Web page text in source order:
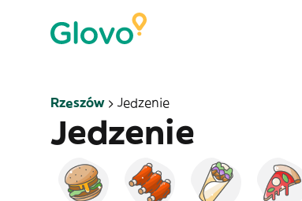
Rzeszów Jedzenie
Jedzenie